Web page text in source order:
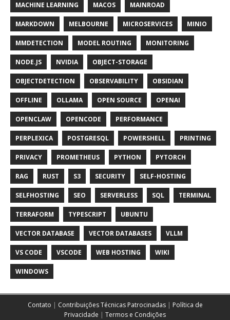
MACHINE LEARNING MACOS MAINROAD
MARKDOWN MELBOURNE MICROSERVICES MINIO
MMDETECTION MODEL ROUTING MONITORING
NODE.JS NVIDIA OBJECT-STORAGE
OBJECTDETECTION OBSERVABILITY OBSIDIAN
OFFLINE OLLAMA OPEN SOURCE OPENAI
OPENCLAW OPENCODE PERFORMANCE
PERPLEXICA POSTGRESQL POWERSHELL PRINTING
PRIVACY PROMETHEUS PYTHON PYTORCH
RAG RUST S3 SECURITY SELF-HOSTING
SELFHOSTING SEO SERVERLESS SQL TERMINAL
TERRAFORM TYPESCRIPT UBUNTU
VECTOR DATABASE VECTOR DATABASES VLLM
VS CODE VSCODE WEB HOSTING WIKI
WINDOWS
Contato | Contribuições Técnicas Patrocinadas| Política de
Privacidade | Termos e Condições